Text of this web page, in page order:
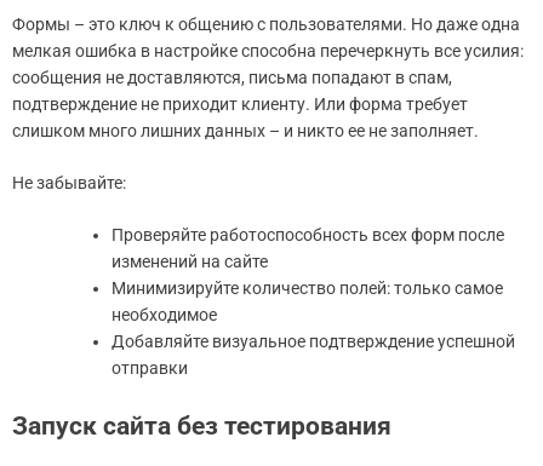
Формы – это ключ к общению с пользователями. Но даже одна
мелкая ошибка в настройке способна перечеркнуть все усилия:
сообщения не доставляются, письма попадают в спам,
подтверждение не приходит клиенту. Или форма требует
слишком много лишних данных – и никто ее не заполняет.
Не забывайте:
Проверяйте работоспособность всех форм после
изменений на сайте
Минимизируйте количество полей: только самое
необходимое
Добавляйте визуальное подтверждение успешной
отправки
Запуск сайта без тестирования